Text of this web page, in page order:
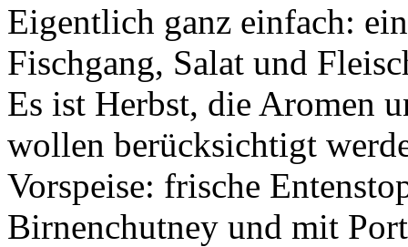
Eigentlich ganz einfach:
Fischgang, Salat und
Es ist Herbst, die Aromen
wollen berücksichtigt
Vorspeise: frische
Birnenchutney und mit